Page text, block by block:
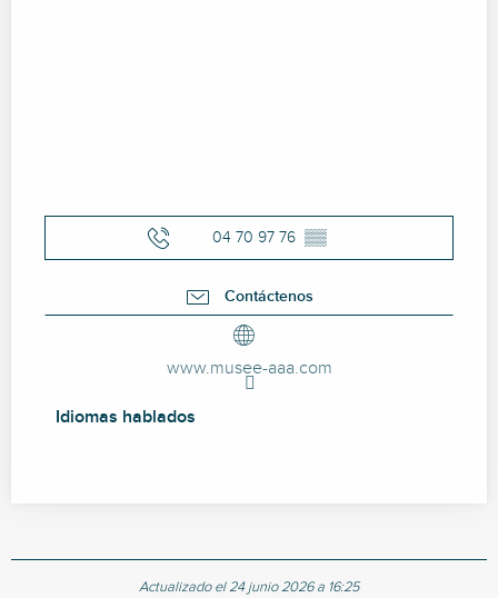
04 70 97 76 ▒▒
Contáctenos
www.musee-aaa.com
Idiomas hablados
Idiomas hablados
Actualizado el 24 junio 2026 a 16:25